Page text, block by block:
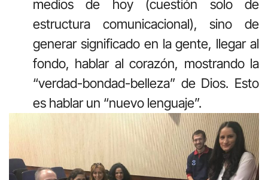
medios de hoy (cuestión solo de
estructura comunicacional), sino de
generar significado en la gente, llegar al
fondo, hablar al corazón, mostrando la
“verdad-bondad-belleza” de Dios. Esto
es hablar un “nuevo lenguaje”.